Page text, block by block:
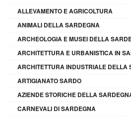
ALLEVAMENTO E AGRICOLTURA
ANIMALI DELLA SARDEGNA
ARCHEOLOGIA E MUSEI DELLA
ARCHITETTURA E URBANISTICA IN
ARCHITETTURA INDUSTRIALE DELLA
ARTIGIANATO SARDO
AZIENDE STORICHE DELLA
CARNEVALI DI SARDEGNA